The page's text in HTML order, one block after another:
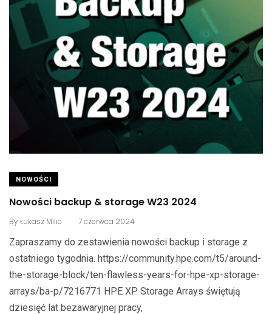
NOWOŚCI
Nowości backup & storage W23 2024
ByŁukasz Milic . 7 czerwca 2024
Zapraszamy do zestawienia nowości backup i storage z
ostatniego tygodnia. https://community.hpe.com/t5/around-
the-storage-block/ten-flawless-years-for-hpe-xp-storage-
arrays/ba-p/7216771 HPE XP Storage Arrays świętują
dziesięć lat bezawaryjnej pracy,